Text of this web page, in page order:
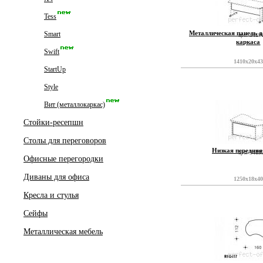
Tess
Smart
Swift
StartUp
Style
Вит (металлокаркас)
Стойки-ресепшн
Столы для переговоров
Офисные перегородки
Диваны для офиса
Кресла и стулья
Сейфы
Металлическая мебель
арт:
Металлическая панель
каркаса
арт:
Низкая